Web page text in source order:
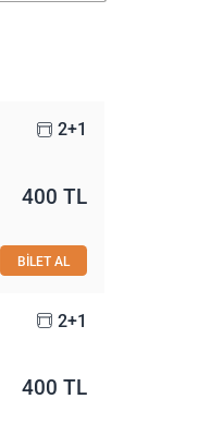
2+1
400 TL
BİLET AL
2+1
400 TL